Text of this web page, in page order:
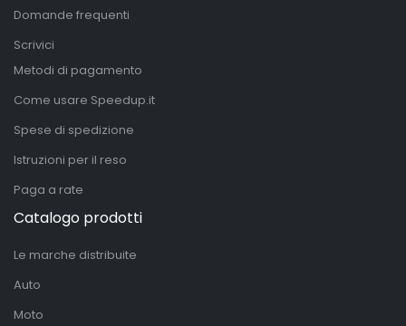
Domande frequenti
Scrivici
Metodi di pagamento
Come usare Speedup.it
Spese di spedizione
Istruzioni per il reso
Paga a rate
Catalogo prodotti
Le marche distribuite
Auto
Moto